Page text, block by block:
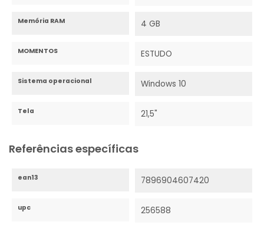
Memória RAM 4 GB
MOMENTOS ESTUDO
Sistema operacional Windows 10
Tela 21,5"
Referências específicas
ean13 7896904607420
upc 256588